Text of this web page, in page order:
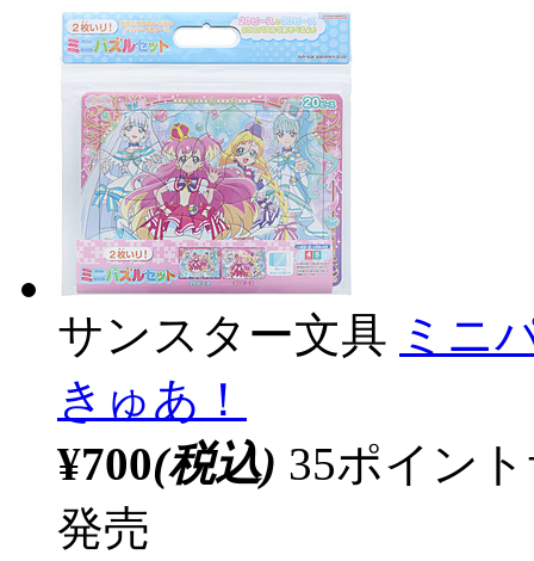
サンスター文具 ミニ
きゅあ！
¥700(税込) 35ポイン
発売